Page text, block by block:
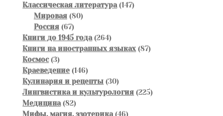
товаров
Классическая литература 147147
Мировая 8080
Россия 6767
товаров
Книги до 1945 года 264264
товара
Книги на иностранных языках 8787
Космос 33
товара
Краеведение 146146
товаров
Кулинария и рецепты 3030
товаров
Лингвистика и культурология 225225
Медицина 8282
товара
Мифы, магия, эзотерика 4646